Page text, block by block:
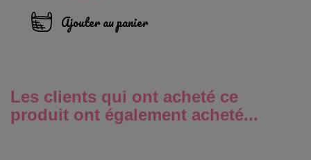
Ajouter au panier
Les clients qui ont acheté ce
produit ont également acheté...